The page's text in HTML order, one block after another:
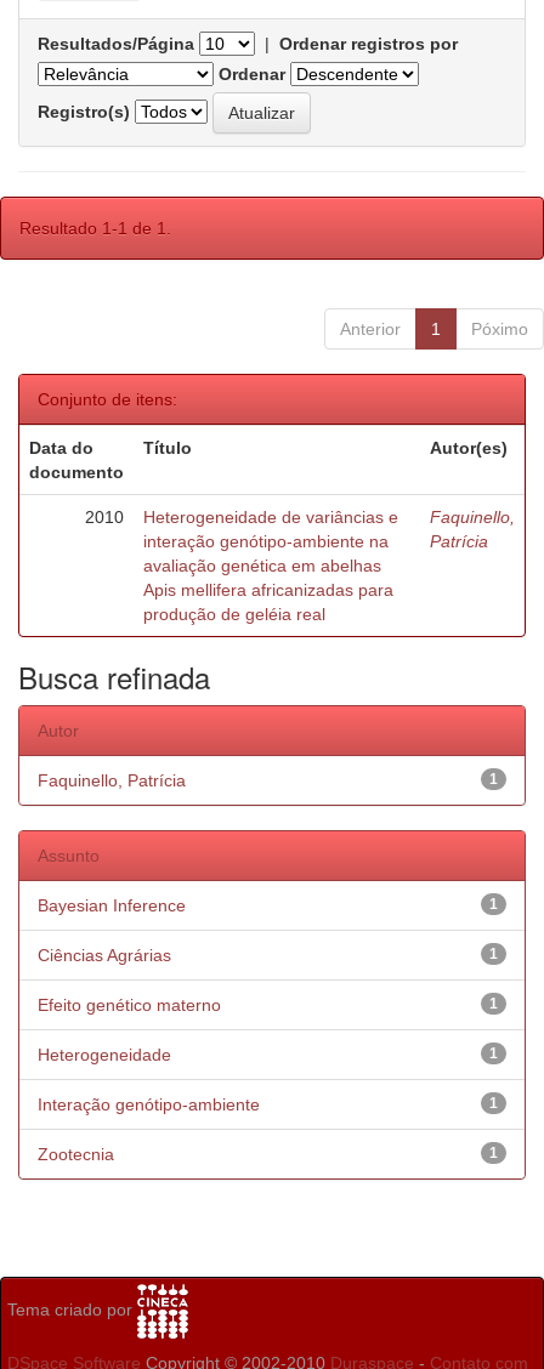
Resultados/Página | Ordenar registros por
Ordenar
Registro(s)
Resultado 1-1 de 1.
Anterior 1 Póximo
Conjunto de itens:
Data do
documento
Título Autor(es)
2010
Heterogeneidade de variâncias e
interação genótipo-ambiente na
avaliação genética em abelhas
Apis mellifera africanizadas para
produção de geléia real
Faquinello,
Patrícia
Busca refinada
Autor
1
Faquinello, Patrícia
Assunto
1
Bayesian Inference
1
Ciências Agrárias
1
Efeito genético materno
1
Heterogeneidade
1
Interação genótipo-ambiente
1
Zootecnia
Tema criado por
DSpace Software Copyright © 2002-2010 Duraspace - Contato com